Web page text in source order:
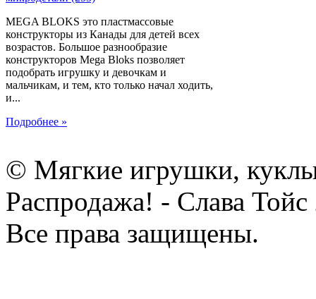
MEGA BLOKS это пластмассовые
конструкторы из Канады для детей всех
возрастов. Большое разнообразие
конструкторов Mega Bloks позволяет
подобрать игрушку и девочкам и
мальчикам, и тем, кто только начал ходить,
и...
Подробнее »
© Мягкие игрушки,
Распродажа! - Слава Тойс
Все права защищены.